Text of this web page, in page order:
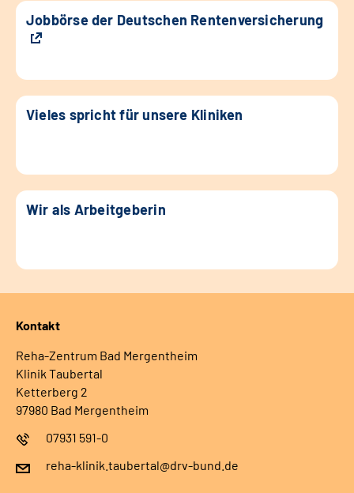
Jobbörse der Deutschen Rentenversicherung
Vieles spricht für unsere Kliniken
Wir als Arbeitgeberin
Kontakt
Reha-Zentrum Bad Mergentheim
Klinik Taubertal
Ketterberg 2
97980 Bad Mergentheim
07931 591-0
reha-klinik.taubertal@drv-bund.de